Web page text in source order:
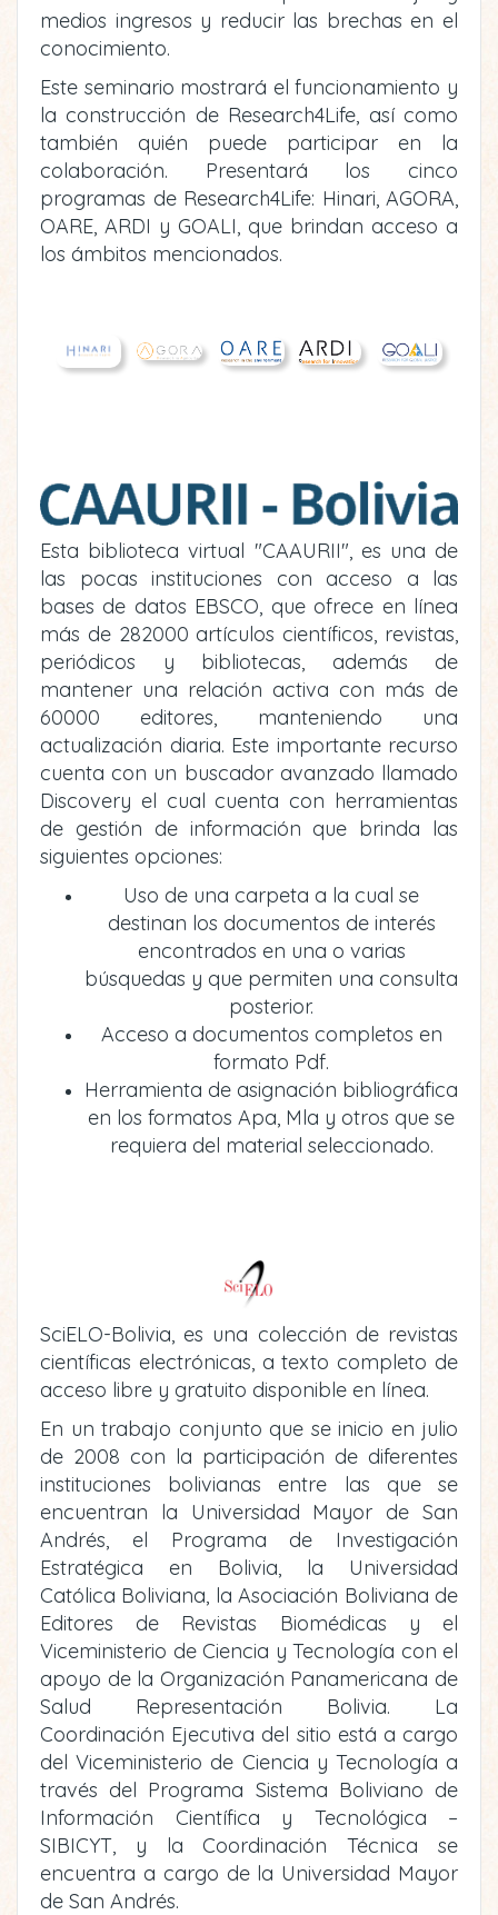
medios ingresos y reducir las brechas en el
conocimiento.
Este seminario mostrará el funcionamiento y
la construcción de Research4Life, así como
también quién puede participar en la
colaboración. Presentará los cinco
programas de Research4Life: Hinari, AGORA,
OARE, ARDI y GOALI, que brindan acceso a
los ámbitos mencionados.
Esta biblioteca virtual "CAAURII", es una de
las pocas instituciones con acceso a las
bases de datos EBSCO, que ofrece en línea
más de 282000 artículos científicos, revistas,
periódicos y bibliotecas, además de
mantener una relación activa con más de
60000 editores, manteniendo una
actualización diaria. Este importante recurso
cuenta con un buscador avanzado llamado
Discovery el cual cuenta con herramientas
de gestión de información que brinda las
siguientes opciones:
Uso de una carpeta a la cual se
destinan los documentos de interés
encontrados en una o varias
búsquedas y que permiten una consulta
posterior.
Acceso a documentos completos en
formato Pdf.
Herramienta de asignación bibliográfica
en los formatos Apa, Mla y otros que se
requiera del material seleccionado.
SciELO-Bolivia, es una colección de revistas
científicas electrónicas, a texto completo de
acceso libre y gratuito disponible en línea.
En un trabajo conjunto que se inicio en julio
de 2008 con la participación de diferentes
instituciones bolivianas entre las que se
encuentran la Universidad Mayor de San
Andrés, el Programa de Investigación
Estratégica en Bolivia, la Universidad
Católica Boliviana, la Asociación Boliviana de
Editores de Revistas Biomédicas y el
Viceministerio de Ciencia y Tecnología con el
apoyo de la Organización Panamericana de
Salud Representación Bolivia. La
Coordinación Ejecutiva del sitio está a cargo
del Viceministerio de Ciencia y Tecnología a
través del Programa Sistema Boliviano de
Información Científica y Tecnológica –
SIBICYT, y la Coordinación Técnica se
encuentra a cargo de la Universidad Mayor
de San Andrés.